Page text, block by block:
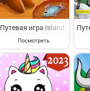
Путевая игра Island
Посмотреть